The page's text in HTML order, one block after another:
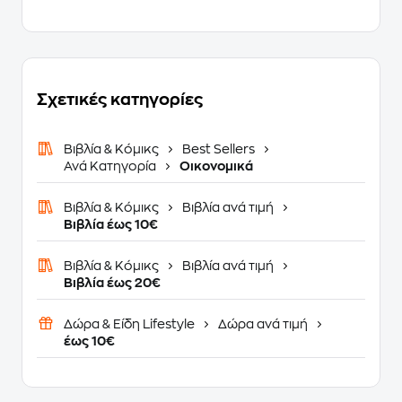
Σχετικές κατηγορίες
Βιβλία & Κόμικς
Best Sellers
Ανά Κατηγορία
Οικονομικά
Βιβλία & Κόμικς
Βιβλία ανά τιμή
Βιβλία έως 10€
Βιβλία & Κόμικς
Βιβλία ανά τιμή
Βιβλία έως 20€
Δώρα & Είδη Lifestyle
Δώρα ανά τιμή
έως 10€